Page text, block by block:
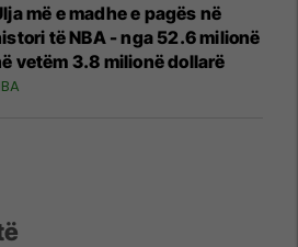
më e madhe e pagës në
të NBA - nga 52.6 milionë
vetëm 3.8 milionë dollarë